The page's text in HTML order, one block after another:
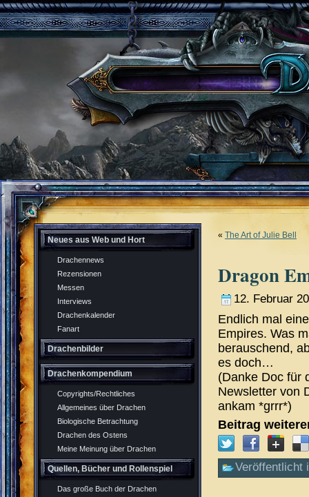
Neues aus Web und Hort
Drachennews
Rezensionen
Messen
Interviews
Drachenkalender
Fanart
Drachenbilder
Drachenkompendium
Copyrights/Rechtliches
Allgemeines über Drachen
Biologische Betrachtung
Drachen des Ostens
Meine Meinung über Drachen
Quellen, Bücher und Rollenspiel
Das große Buch der Drachen
« The Art of Julie Bell
Dragon
12. Februar
Endlich mal
Empires. Was
berauschend,
es doch…
(Danke Doc für
Newsletter von
ankam *grrr*)
Beitrag
Veröffentlicht